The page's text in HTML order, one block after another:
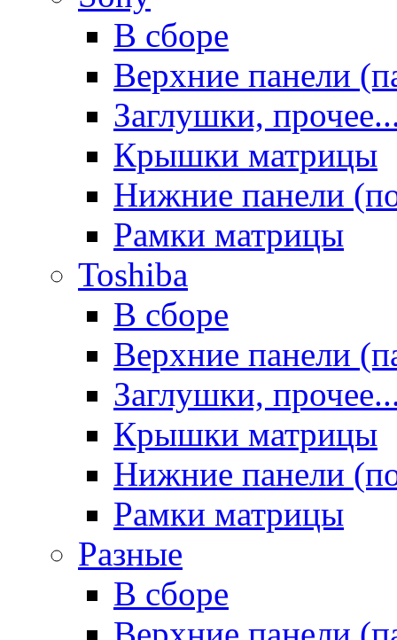
В сборе
Верхние панели
Заглушки,
Крышки матрицы
Нижние панели
Рамки матрицы
Toshiba
В сборе
Верхние панели
Заглушки,
Крышки матрицы
Нижние панели
Рамки матрицы
Разные
В сборе